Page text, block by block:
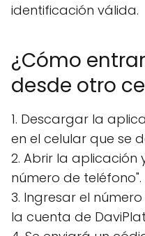
identificación válida.
¿Cómo
desde otro
1. Descargar la
en el celular que se
2. Abrir la aplicación
número de teléfono".
3. Ingresar el
la cuenta de